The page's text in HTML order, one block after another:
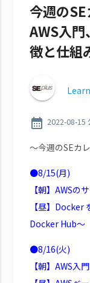
今週の
AWS入
徴と仕組
calendar_month 2022-08-15
～今週のSEカ
●8/15(月)
【朝】AWS
【昼】Docker
Docker Hub～
●8/16(火)
【朝】AWS入門